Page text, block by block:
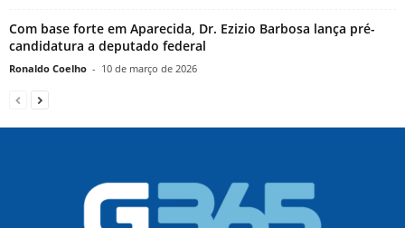
Com base forte em Aparecida, Dr. Ezizio Barbosa lança pré-
candidatura a deputado federal
Ronaldo Coelho - 10 de março de 2026